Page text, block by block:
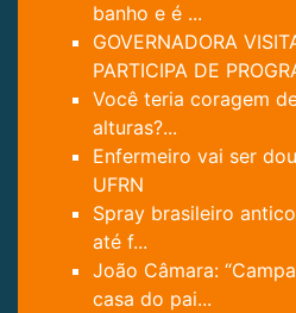
banho e é ...
GOVERNADORA
PARTICIPA DE
Você teria coragem
alturas?...
Enfermeiro vai ser
UFRN
Spray brasileiro
até f...
João Câmara:
casa do pai...